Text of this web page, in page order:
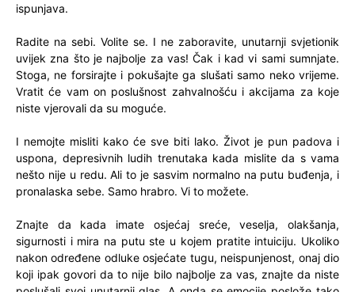
ispunjava.
Radite na sebi. Volite se. I ne zaboravite, unutarnji svjetionik
uvijek zna što je najbolje za vas! Čak i kad vi sami sumnjate.
Stoga, ne forsirajte i pokušajte ga slušati samo neko vrijeme.
Vratit će vam on poslušnost zahvalnošću i akcijama za koje
niste vjerovali da su moguće.
I nemojte misliti kako će sve biti lako. Život je pun padova i
uspona, depresivnih ludih trenutaka kada mislite da s vama
nešto nije u redu. Ali to je sasvim normalno na putu buđenja, i
pronalaska sebe. Samo hrabro. Vi to možete.
Znajte da kada imate osjećaj sreće, veselja, olakšanja,
sigurnosti i mira na putu ste u kojem pratite intuiciju. Ukoliko
nakon određene odluke osjećate tugu, neispunjenost, onaj dio
koji ipak govori da to nije bilo najbolje za vas, znajte da niste